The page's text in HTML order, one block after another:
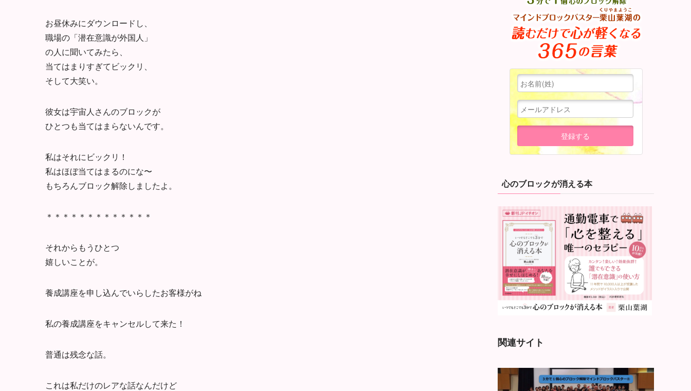
お昼休みにダウンロードし、
職場の「潜在意識が外国人」
の人に聞いてみたら、
当てはまりすぎてビックリ、
そして大笑い。
彼女は宇宙人さんのブロックが
ひとつも当てはまらないんです。
私はそれにビックリ！
私はほぼ当てはまるのにな〜
もちろんブロック解除しましたよ。
＊＊＊＊＊＊＊＊＊＊＊＊＊
それからもうひとつ
嬉しいことが。
養成講座を申し込んでいらしたお客様がね
私の養成講座をキャンセルして来た！
普通は残念な話。
これは私だけのレアな話なんだけど
心のブロックが消える本
関連サイト